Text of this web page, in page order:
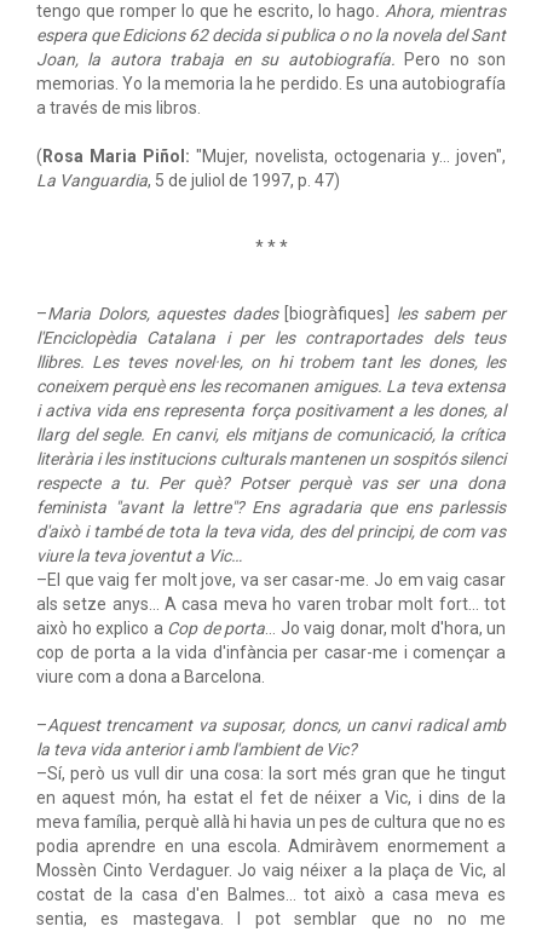
tengo que romper lo que he escrito, lo hago. Ahora, mientras
espera que Edicions 62 decida si publica o no la novela del Sant
Joan, la autora trabaja en su autobiografía.
Pero no son
memorias. Yo la memoria la he perdido. Es una autobiografía
a través de mis libros.
( Rosa Maria Piñol: "Mujer, novelista, octogenaria y... joven",
La Vanguardia, 5 de juliol de 1997, p. 47)
* * *
–Maria Dolors, aquestes dades[biogràfiques]
les sabem per
l'Enciclopèdia Catalana i per les contraportades dels teus
llibres. Les teves novel·les, on hi trobem tant les dones, les
coneixem perquè ens les recomanen amigues. La teva extensa
i activa vida ens representa força positivament a les dones, al
llarg del segle. En canvi, els mitjans de comunicació, la crítica
literària i les institucions culturals mantenen un sospitós silenci
respecte a tu. Per què? Potser perquè vas ser una dona
feminista "avant la lettre"? Ens agradaria que ens parlessis
d'això i també de tota la teva vida, des del principi, de com vas
viure la teva joventut a Vic…
–El que vaig fer molt jove, va ser casar-me. Jo em vaig casar
als setze anys… A casa meva ho varen trobar molt fort… tot
això ho explico a Cop de porta … Jo vaig donar, molt d'hora, un
cop de porta a la vida d'infància per casar-me i començar a
viure com a dona a Barcelona.
–Aquest trencament va suposar, doncs, un canvi radical amb
la teva vida anterior i amb l'ambient de Vic?
–Sí, però us vull dir una cosa: la sort més gran que he tingut
en aquest món, ha estat el fet de néixer a Vic, i dins de la
meva família, perquè allà hi havia un pes de cultura que no es
podia aprendre en una escola. Admiràvem enormement a
Mossèn Cinto Verdaguer. Jo vaig néixer a la plaça de Vic, al
costat de la casa d'en Balmes… tot això a casa meva es
sentia, es mastegava. I pot semblar que no no me